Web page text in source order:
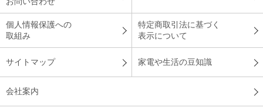
個人情報保護への
取組み
特定商取引法に基づく
表示について
サイトマップ 家電や生活の豆知識
会社案内